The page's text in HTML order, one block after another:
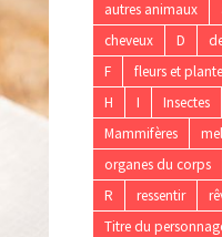
autres animaux
cheveux
D
F
fleurs et
H
I Insectes
Mammifères
organes du corps
R
ressentir
Titre du